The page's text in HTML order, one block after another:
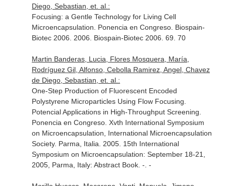
Diego, Sebastian, et. al.:
Focusing: a Gentle Technology for Living Cell
Microencapsulation. Ponencia en Congreso. Biospain-
Biotec 2006. 2006. Biospain-Biotec 2006. 69. 70
Martin Banderas, Lucia, Flores Mosquera, María,
Rodríguez Gil, Alfonso, Cebolla Ramirez, Angel, Chavez
de Diego, Sebastian, et. al.:
One-Step Production of Fluorescent Encoded
Polystyrene Microparticles Using Flow Focusing.
Potencial Applications in High-Throughput Screening.
Ponencia en Congreso. Xvth International Symposium
on Microencapsulation, International Microencapsulation
Society. Parma, Italia. 2005. 15th International
Symposium on Microencapsulation: September 18-21,
2005, Parma, Italy: Abstract Book. -. -